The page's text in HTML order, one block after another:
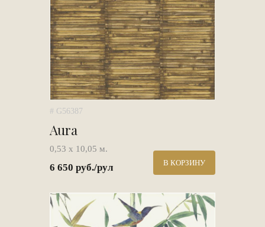
# G56387
Aura
0,53 х 10,05 м.
6 650 руб./рул В КОРЗИНУ